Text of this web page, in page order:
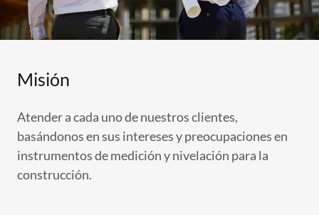
Misión
Atender a cada uno de nuestros clientes,
basándonos en sus intereses y preocupaciones en
instrumentos de medición y nivelación para la
construcción.